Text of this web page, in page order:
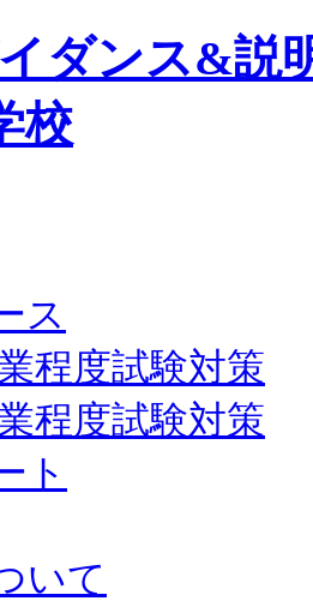
ス
程度試験対策
程度試験対策
ト
いて